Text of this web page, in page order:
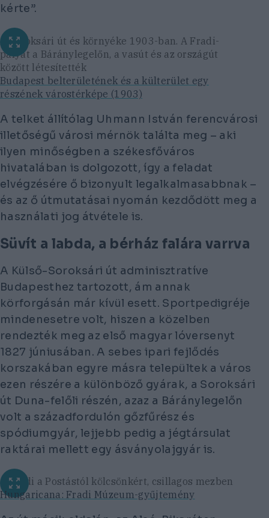
kérte”.
A Soroksári út és környéke 1903-ban. A Fradi-
pályát a Báránylegelőn, a vasút és az országút
között létesítették
Budapest belterületének és a külterület egy
részének várostérképe (1903)
A telket állítólag Uhmann István ferencvárosi
illetőségű városi mérnök találta meg – aki
ilyen minőségben a székesfőváros
hivatalában is dolgozott, így a feladat
elvégzésére ő bizonyult legalkalmasabbnak –
és az ő útmutatásai nyomán kezdődött meg a
használati jog átvétele is.
Süvít a labda, a bérház falára varrva
A Külső-Soroksári út adminisztratíve
Budapesthez tartozott, ám annak
körforgásán már kívül esett. Sportpedigréje
mindenesetre volt, hiszen a közelben
rendezték meg az első magyar lóversenyt
1827 júniusában. A sebes ipari fejlődés
korszakában egyre másra települtek a város
ezen részére a különböző gyárak, a Soroksári
út Duna-felőli részén, azaz a Báránylegelőn
volt a századfordulón gőzfűrész és
spódiumgyár, lejjebb pedig a jégtársulat
raktárai mellett egy ásványolajgyár is.
Ősfradi a Postástól kölcsönkért, csillagos mezben
Hungaricana: Fradi Múzeum-gyűjtemény